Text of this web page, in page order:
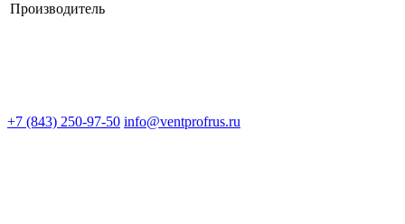
Производитель
+7 (843) 250-97-50 info@ventprofrus.ru